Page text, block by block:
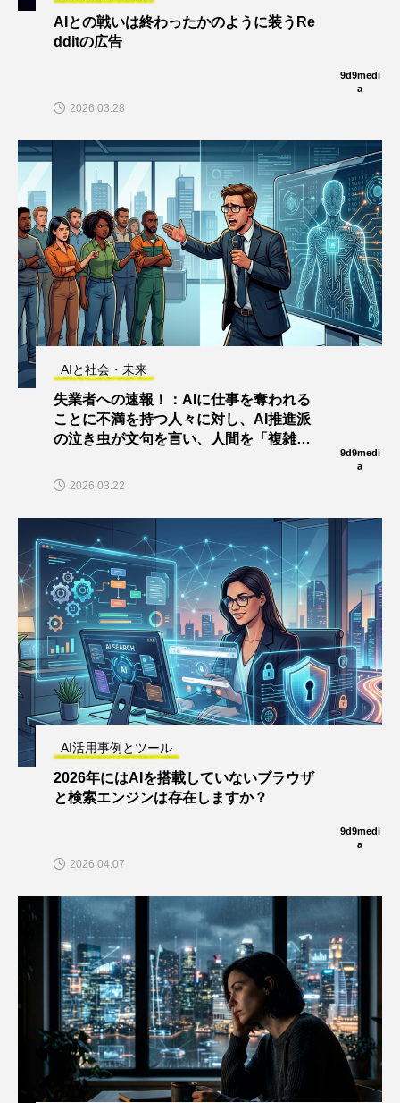
AIとの戦いは終わったかのように装うRe
dditの広告
9d9medi
a
2026.03.28
AIと社会・未来
失業者への速報！：AIに仕事を奪われる
ことに不満を持つ人々に対し、AI推進派
の泣き虫が文句を言い、人間を「複雑な
9d9medi
a
2026.03.22
AI活用事例とツール
2026年にはAIを搭載していないブラウザ
と検索エンジンは存在しますか？
9d9medi
a
2026.04.07